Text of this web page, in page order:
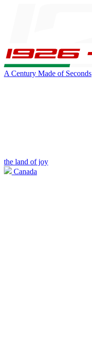
A Century Made of Seconds
the land of joy
Canada